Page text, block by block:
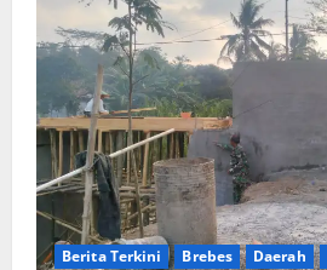
Berita Terkini Brebes Daerah